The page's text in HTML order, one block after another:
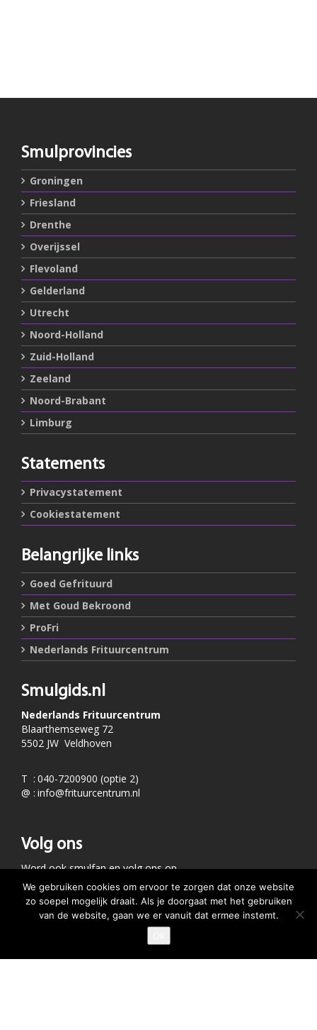
GEEF JE SMULSCORE
Smulprovincies
Groningen
Friesland
Drenthe
Overijssel
Flevoland
Gelderland
Utrecht
Noord-Holland
Zuid-Holland
Zeeland
Noord-Brabant
Limburg
Statements
Privacystatement
Cookiestatement
Belangrijke links
Goed Gefrituurd
Met Goud Bekroond
ProFri
Nederlands Frituurcentrum
Smulgids.nl
Nederlands Frituurcentrum
Blaarthemseweg 72
5502 JW Veldhoven
T : 040-7200900 (optie 2)
@ : info@frituurcentrum.nl
Volg ons
Word ook smulfan en volg ons op
We gebruiken cookies om ervoor te zorgen dat onze website
zo soepel mogelijk draait. Als je doorgaat met het gebruiken
van de website, gaan we er vanuit dat ermee instemt.